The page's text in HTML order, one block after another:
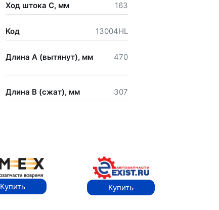
Ход штока С, мм 163
Код 13004HL
Длина А (вытянут), мм 470
Длина В (сжат), мм 307
Купить Купить